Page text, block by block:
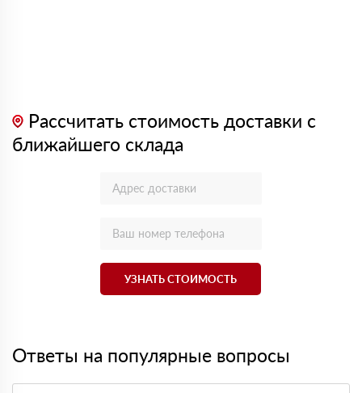
Рассчитать стоимость доставки с
ближайшего склада
УЗНАТЬ СТОИМОСТЬ
Ответы на популярные вопросы